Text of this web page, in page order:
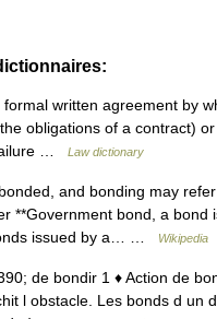
written agreement by
obligations of a contract)
…
Law dictionary
and bonding may
**Government bond, a
issued by a… …
Wikipedia
de bondir 1 ♦ Action de
l obstacle. Les bonds d un